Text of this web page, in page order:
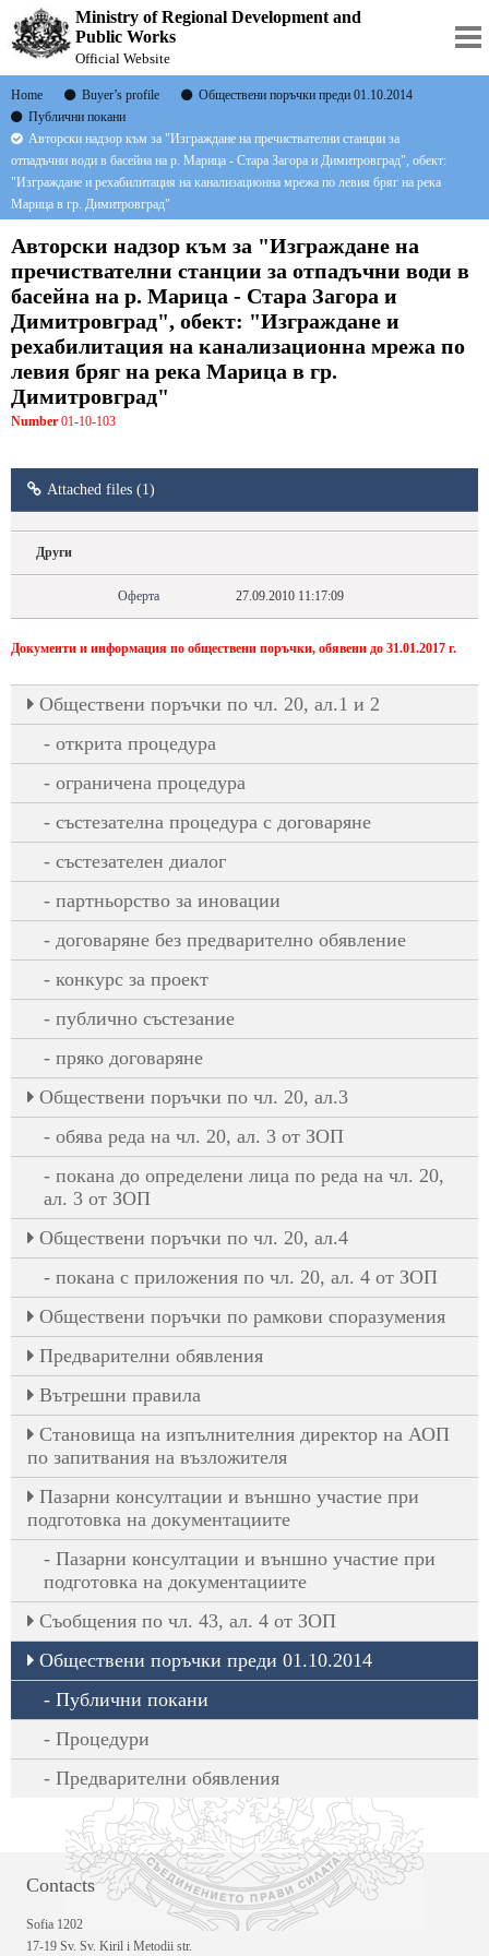
Ministry of Regional Development and
Public Works
Official Website
Home Buyer’s profile
Обществени поръчки преди 01.10.2014
Публични покани
Авторски надзор към за "Изграждане на пречиствателни станции за
отпадъчни води в басейна на р. Марица - Стара Загора и Димитровград", обект:
"Изграждане и рехабилитация на канализационна мрежа по левия бряг на река
Марица в гр. Димитровград"
Авторски надзор към за "Изграждане на
пречиствателни станции за отпадъчни води в
басейна на р. Марица - Стара Загора и
Димитровград", обект: "Изграждане и
рехабилитация на канализационна мрежа по
левия бряг на река Марица в гр.
Димитровград"
Number 01-10-103
Attached files (1)
Други
Оферта 27.09.2010 11:17:09
Документи и информация по обществени поръчки, обявени до 31.01.2017 г.
Oбществени поръчки по чл. 20, ал.1 и 2
открита процедура
ограничена процедура
състезателна процедура с договаряне
състезателен диалог
партньорство за иновации
договаряне без предварително обявление
конкурс за проект
публично състезание
пряко договаряне
Oбществени поръчки по чл. 20, ал.3
обява реда на чл. 20, ал. 3 от ЗОП
покана до определени лица по реда на чл. 20,
ал. 3 от ЗОП
Oбществени поръчки по чл. 20, ал.4
покана с приложения по чл. 20, ал. 4 от ЗОП
Обществени поръчки по рамкови споразумения
Предварителни обявления
Вътрешни правила
Становища на изпълнителния директор на АОП
по запитвания на възложителя
Пазарни консултации и външно участие при
подготовка на документациите
Пазарни консултации и външно участие при
подготовка на документациите
Съобщения по чл. 43, ал. 4 от ЗОП
Обществени поръчки преди 01.10.2014
Публични покани
Процедури
Предварителни обявления
Contacts
Sofia 1202
17-19 Sv. Sv. Kiril i Metodii str.